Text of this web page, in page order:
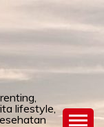
lifestyle,